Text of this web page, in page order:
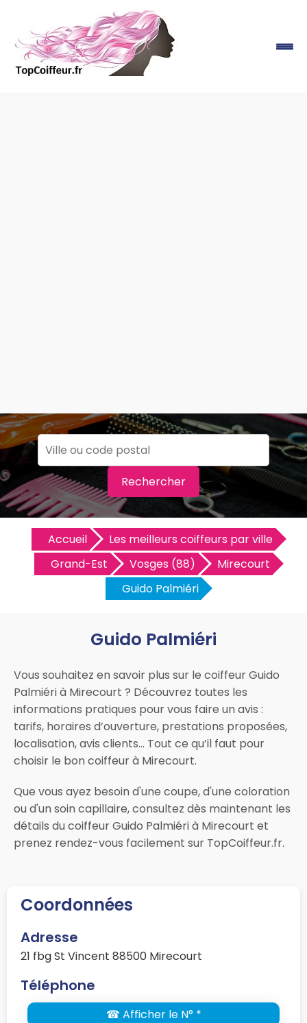
Rechercher
Accueil
Les meilleurs coiffeurs par ville
Grand-Est
Vosges (88)
Mirecourt
Guido Palmiéri
Guido Palmiéri
Vous souhaitez en savoir plus sur le coiffeur Guido
Palmiéri à Mirecourt ? Découvrez toutes les
informations pratiques pour vous faire un avis :
tarifs, horaires d’ouverture, prestations proposées,
localisation, avis clients… Tout ce qu’il faut pour
choisir le bon coiffeur à Mirecourt.
Que vous ayez besoin d'une coupe, d'une coloration
ou d'un soin capillaire, consultez dès maintenant les
détails du coiffeur Guido Palmiéri à Mirecourt et
prenez rendez-vous facilement sur TopCoiffeur.fr.
Coordonnées
Adresse
21 fbg St Vincent 88500 Mirecourt
Téléphone
☎ Afficher le N° *